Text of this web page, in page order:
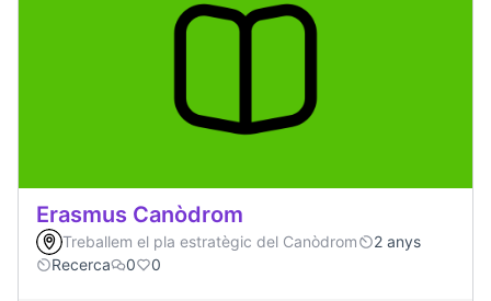
Erasmus Canòdrom
Treballem el pla estratègic del Canòdrom
2 anys
Recerca
0 0